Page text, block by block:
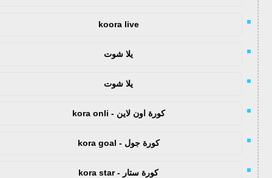
koora live
يلا شوت
يلا شوت
كورة اون لاين - kora onli
كورة جول - kora goal
كورة ستار - kora star